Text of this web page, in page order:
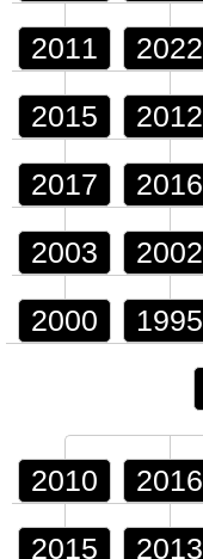
2011 2022
2015 2012
2017 2016
2003 2002
2000 1995
2010 2016
2015 2013